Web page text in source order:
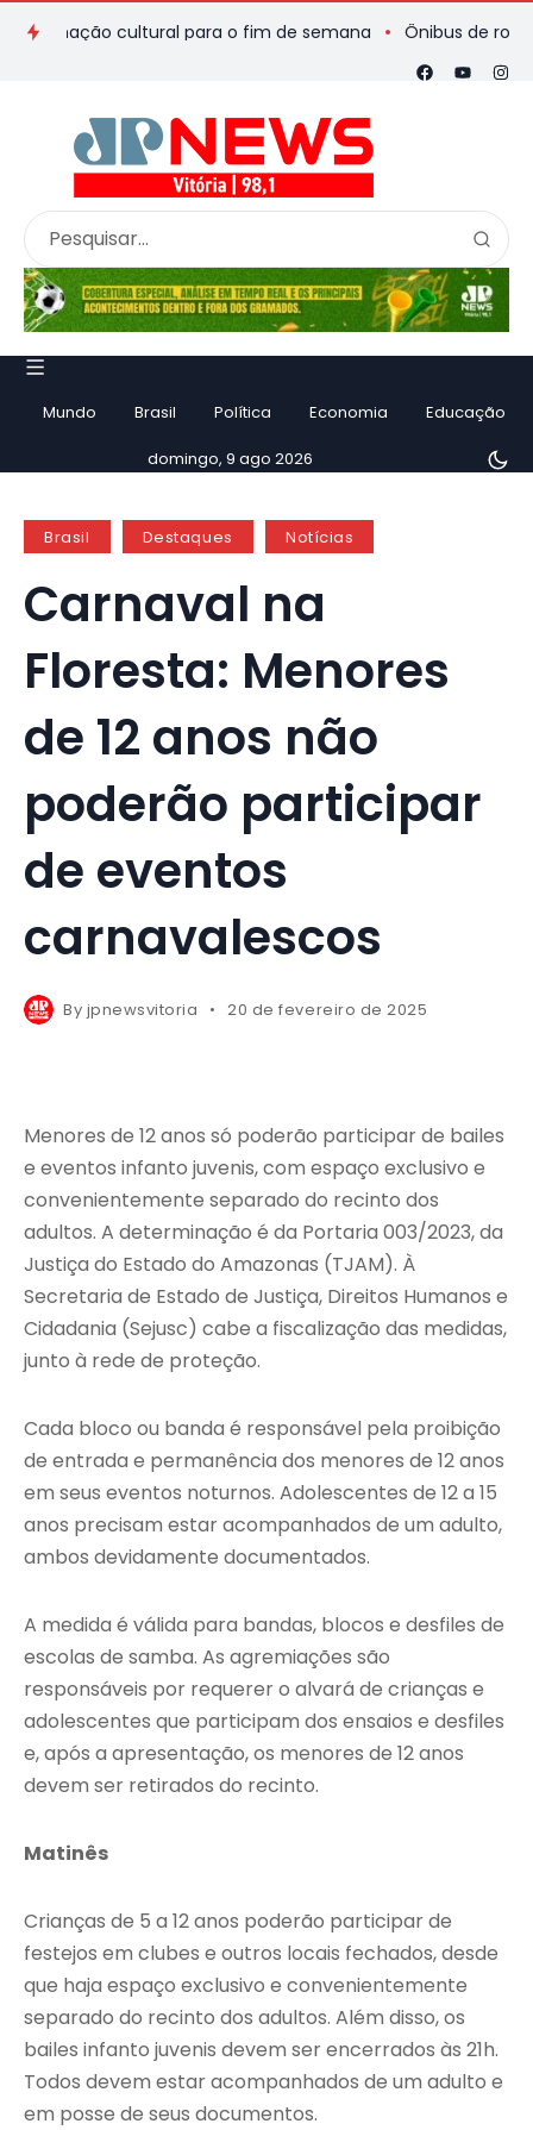
cultural para o fim de semana Ônibus de romeiros
Mundo Brasil Política Economia Educação
domingo, 9 ago 2026
Brasil Destaques Notícias
Carnaval na
Floresta: Menores
de 12 anos não
poderão participar
de eventos
carnavalescos
By jpnewsvitoria 20 de fevereiro de 2025
Menores de 12 anos só poderão participar de bailes
e eventos infanto juvenis, com espaço exclusivo e
convenientemente separado do recinto dos
adultos. A determinação é da Portaria 003/2023, da
Justiça do Estado do Amazonas (TJAM). À
Secretaria de Estado de Justiça, Direitos Humanos e
Cidadania (Sejusc) cabe a fiscalização das medidas,
junto à rede de proteção.
Cada bloco ou banda é responsável pela proibição
de entrada e permanência dos menores de 12 anos
em seus eventos noturnos. Adolescentes de 12 a 15
anos precisam estar acompanhados de um adulto,
ambos devidamente documentados.
A medida é válida para bandas, blocos e desfiles de
escolas de samba. As agremiações são
responsáveis por requerer o alvará de crianças e
adolescentes que participam dos ensaios e desfiles
e, após a apresentação, os menores de 12 anos
devem ser retirados do recinto.
Matinês
Crianças de 5 a 12 anos poderão participar de
festejos em clubes e outros locais fechados, desde
que haja espaço exclusivo e convenientemente
separado do recinto dos adultos. Além disso, os
bailes infanto juvenis devem ser encerrados às 21h.
Todos devem estar acompanhados de um adulto e
em posse de seus documentos.